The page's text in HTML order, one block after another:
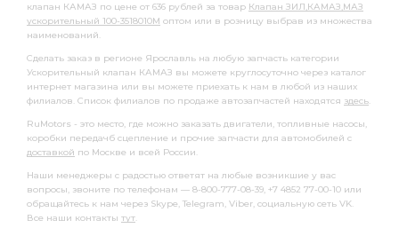
клапан КАМАЗ по цене от 636 рублей за товар Клапан ЗИЛ,КАМАЗ,МАЗ
ускорительный 100-3518010М оптом или в розницу выбрав из множества
наименований.
Сделать заказ в регионе Ярославль на любую запчасть категории
Ускорительный клапан КАМАЗ вы можете круглосуточно через каталог
интернет магазина или вы можете приехать к нам в любой из наших
филиалов. Список филиалов по продаже автозапчастей находятся здесь.
RuMotors - это место, где можно заказать двигатели, топливные насосы,
коробки передачб сцепление и прочие запчасти для автомобилей с
доставкой по Москве и всей России.
Наши менеджеры с радостью ответят на любые возникшие у вас
вопросы, звоните по телефонам — 8-800-777-08-39, +7 4852 77-00-10 или
обращайтесь к нам через Skype, Telegram, Viber, социальную сеть VK.
Все наши контакты тут.